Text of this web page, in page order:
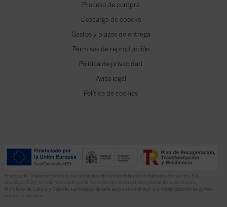
Proceso de compra
Descarga de ebooks
Gastos y plazos de entrega
Permisos de reproducción
Política de privacidad
Aviso legal
Política de cookies
El proyecto “Implementación de herramientas de Gestión Editorial en Ediciones Encuentro, S.A.
anualidad 2022” ha sido financiado por la Dirección General del Libro y Fomento de la Lectura,
Ministerio de Cultura y Deporte. La finalidad de este apoyo es contribuir a la modernización de pymes
del sector del libro.